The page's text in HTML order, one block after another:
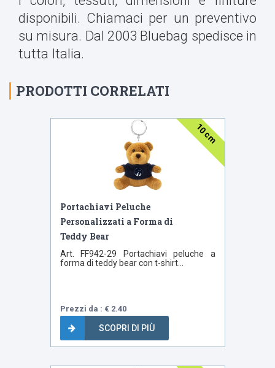
disponibili. Chiamaci per un preventivo
su misura. Dal 2003 Bluebag spedisce in
tutta Italia.
PRODOTTI CORRELATI
10 cm
Portachiavi Peluche
Personalizzati a Forma di
Teddy Bear
Art. FF942-29 Portachiavi peluche a
forma di teddy bear con t-shirt...
Prezzi da : € 2.40
SCOPRI DI PIÙ